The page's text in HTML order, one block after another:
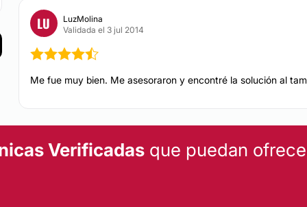
ambas. Puede buscar
satisfacer los deseos
LU
LuzMolina
Validada el 3 jul 2014
Me fue muy bien. Me asesoraron y encontré la solución al
Verificadasque puedan